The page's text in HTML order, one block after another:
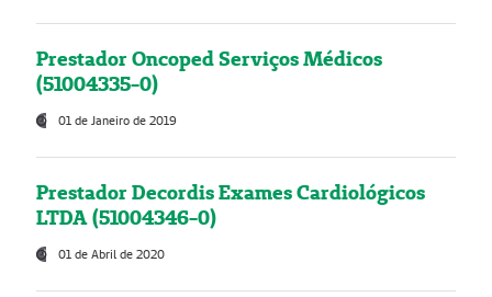
Prestador Oncoped Serviços Médicos
(51004335-0)
01 de Janeiro de 2019
Prestador Decordis Exames Cardiológicos
LTDA (51004346-0)
01 de Abril de 2020